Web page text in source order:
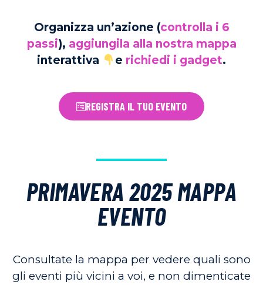
Organizza un’azione (controlla i 6
passi), aggiungila alla nostra mappa
interattiva
e richiedi i gadget.
REGISTRA IL TUO EVENTO
PRIMAVERA 2025 MAPPA
EVENTO
Consultate la mappa per vedere quali sono
gli eventi più vicini a voi, e non dimenticate